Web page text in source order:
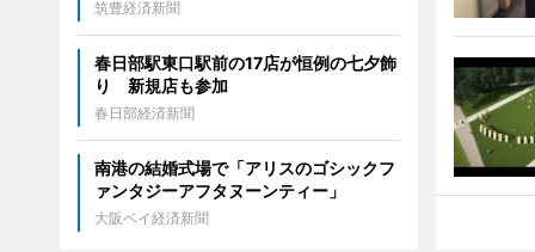
筑豊経済新聞
春日部駅東口駅前の17店が恒例の七夕飾
り 新規店も参加
春日部経済新聞
南港の結婚式場で「アリスのゴシックフ
ァンタジーアフタヌーンティー」
大阪ベイ経済新聞